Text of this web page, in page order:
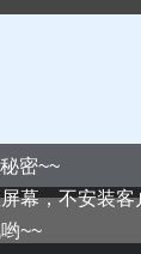
密~~
幕，不安装
~~